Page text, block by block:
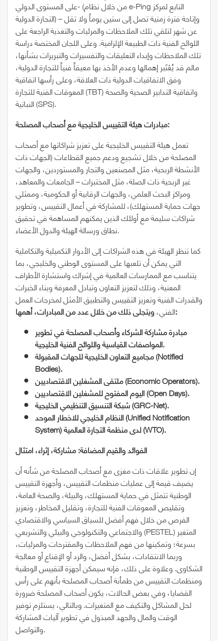
على المستوى الدولي- (من خلال نظام e-Ping التابع لمركز
التجارة الدولية) – وإتاحة فترة زمنية تصل إلى ستين يوماً ولا تقل
عن شهر لتلقي تلك الملاحظات والمرئيات والتغذية الراجعة على
اللوائح الفنية ذات الطبيعة الإلزامية. وعلى اللجان المختصة دراسة
تلك الملاحظات وإبداء التعليقات والتفسيرات والتبريرات بشأنها،
مالم قد يُعْتَبر إهمالها وعدم الأخذ بها معيقاً فنياً للتجارة الدولية،
وفق الاتفاقيات الدولية ذات العلاقة، وعلى رأسها اتفاقية
المعوقات الفنية للتجارة (TBT) واتفاقية التدابير الصحية والصحة
النباتية (SPS).
مبادرات هيئة التقييس الخليجية مع أصحاب المصلحة:
تعمل هيئة التقييس الخليجية على تعزيز شراكاتها مع أصحاب
المصلحة من خلال تشجيع ودعم جميع القطاعات (الجهات ذات
الأنشطة الربحية، مثل المصنعين والتجار والمستوردين، والجهات
غير الربحية ذات الصلة، مثل المختبرات – الجامعات والمعاهد،
ومراكز البحث العلمي، والجهات الرقابية أو الحكومية، وممثلي
جهات حماية المستهلك)، للمشاركة في أعمال التقييس، وتطوير
شراكات سليمة مع أولئك الذين يمكنهم المساهمة في تحقيق
نطاق ورسالة الهيئة والدول الأعضاء.
كما تنظر الهيئة في هذه الشراكات إلى الأدوار التكميلية والتكاملية
التي يمكن أن تلعبها على المستوى الوطني والخليجي، بما
يتناسب مع الممارسات العالمية في إشراك واستشارة الأطراف
المعنية، وذلك لتعزيز التعاون وتبادل المعرفة وبناء الخبرات
والقدرات الفنية وتعزيز التقييس والتطبيق الأمثل لمخرجات العمل
الفني،ويتجلى ذلك من خلال عدد من المبادرات، أهمها:
مبادرة مشاركة الشركاء وأصحاب المصلحةفي تطوير
المواصفات القياسية واللوائح الفنية الخليجية.
مجاميع التعاون الخليجية للجهات المقبولة (Notified
Bodies).
ملتقى المشغلين الاقتصاديين(Economic Operators).
اليوم المفتوح للمشغلين الاقتصاديين (Open Days).
شبكة التنسيق التنظيمي الخليجية (GRC-Net).
النظام الخليجي للاخطار الموحد (Unified Notification
System
) لدى منظمة التجارة العالمية (WTO).
الفوائد والقيم المضافة:مشاركة، إثراء، امتثال
إن تطوير علاقات ذات مغزى مع أصحاب المصلحة من شأنه أن
يضيف قيمة إلى عمليات منظمات التقييس، وأجهزة التقييس
الوطنية تتمثل في حماية المستهلك، والبيئة، والصحة العامة،
وتقليص المعوقات الفنية للتجارة، وتقليل المخاطر، وتعزيز
الفرص من خلال فهم أفضل للسياق السياسي والاقتصادي
والاجتماعي والتكنولوجي والبيئي والتشريعي (PESTEL) المتغير
بسرعة؛ وتمكينها من فهم الملاحظات والمقترحات والمرئيات،
وربما الانتقادات، بشكل أفضل، والرد أو الإقناع أو معالجة
الشكاوى. وعلاوة على ذلك، فإنه سيمكن أجهزة التقييس الوطنية
ومنظمات التقييس من طمأنة أصحاب المصلحة بأنهم على رأس
القضايا، وفي بعض الحالات، يكون أصحاب المصلحة ضرورة
لحل المشاكل والتكيف مع المتغيرات. وبالتالي، يستلزم توفير
الوقت والمال والجهد المبذول في تطوير آليات المشاركة
والتواصل.